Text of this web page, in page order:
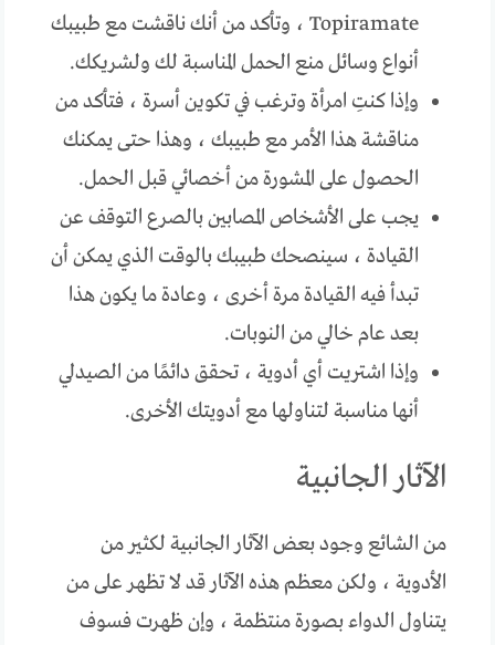
Topiramate ، وتأكد من أنك ناقشت مع طبيبك
أنواع وسائل منع الحمل المناسبة لك ولشريكك.
وإذا كنتِ امرأة وترغب في تكوين أسرة ، فتأكد من
مناقشة هذا الأمر مع طبيبك ، وهذا حتى يمكنك
الحصول على المشورة من أخصائي قبل الحمل.
يجب على الأشخاص المصابين بالصرع التوقف عن
القيادة ، سينصحك طبيبك بالوقت الذي يمكن أن
تبدأ فيه القيادة مرة أخرى ، وعادة ما يكون هذا
بعد عام خالي من النوبات.
وإذا اشتريت أي أدوية ، تحقق دائمًا من الصيدلي
أنها مناسبة لتناولها مع أدويتك الأخرى.
الآثار الجانبية
من الشائع وجود بعض الآثار الجانبية لكثير من
الأدوية ، ولكن معظم هذه الآثار قد لا تظهر على من
يتناول الدواء بصورة منتظمة ، وإن ظهرت فسوف